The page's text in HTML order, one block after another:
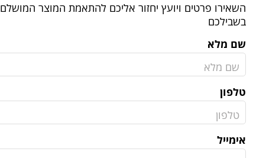
השאירו פרטים ויועץ יחזור אליכם להתאמת המוצר המושלם
בשבילכם
שם מלא
טלפון
אימייל